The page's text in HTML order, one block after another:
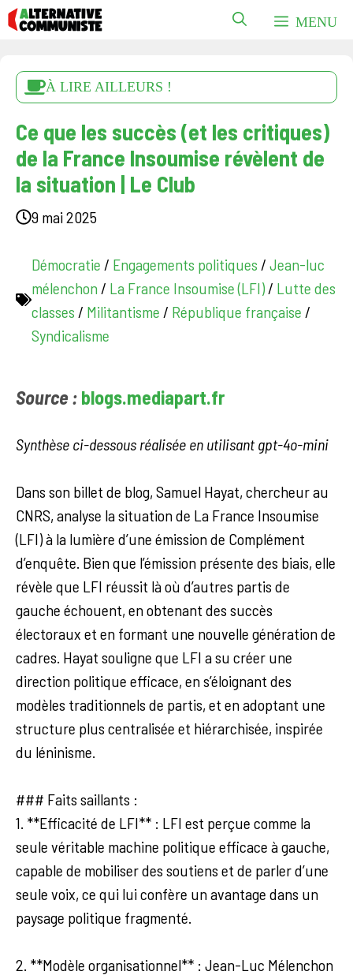
Aller
au
MENU
À LIRE AILLEURS !
Ce que les succès (et les critiques)
de la France Insoumise révèlent de
la situation | Le Club
9 mai 2025
Démocratie / Engagements politiques / Jean-luc
mélenchon / La France Insoumise (LFI) / Lutte des
classes / Militantisme / République française /
Syndicalisme
Source : blogs.mediapart.fr
Synthèse ci-dessous réalisée en utilisant gpt-4o-mini
Dans son billet de blog, Samuel Hayat, chercheur au
CNRS, analyse la situation de La France Insoumise
(LFI) à la lumière d’une émission de Complément
d’enquête. Bien que l’émission présente des biais, elle
révèle que LFI réussit là où d’autres partis de
gauche échouent, en obtenant des succès
électoraux et en formant une nouvelle génération de
cadres. Hayat souligne que LFI a su créer une
direction politique efficace, en s’éloignant des
modèles traditionnels de partis, et en adoptant une
structure plus centralisée et hiérarchisée, inspirée
du léninisme.
### Faits saillants :
1. **Efficacité de LFI** : LFI est perçue comme la
seule véritable machine politique efficace à gauche,
capable de mobiliser des soutiens et de parler d’une
seule voix, ce qui lui confère un avantage dans un
paysage politique fragmenté.
2. **Modèle organisationnel** : Jean-Luc Mélenchon